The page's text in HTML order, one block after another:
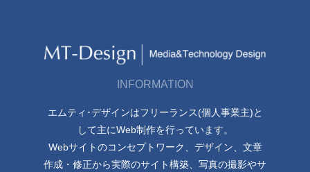
INFORMATION
エムティ･デザインはフリーランス(個人事業主)と
して主にWeb制作を行っています。
Webサイトのコンセプトワーク、デザイン、文章
作成・修正から実際のサイト構築、写真の撮影やサ